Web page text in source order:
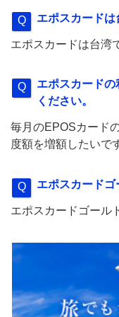
エポスカードは
エポスカードは台湾
エポスカード
ください。
毎月のEPOSカード
度額を増額したいで
エポスカードゴ
エポスカードゴール